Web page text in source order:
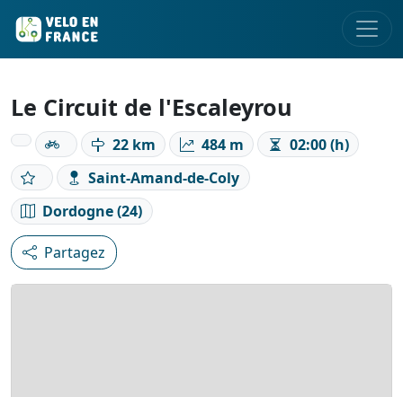
Le Circuit de l'Escaleyrou
22 km 484 m
02:00 (h)
Saint-Amand-de-Coly
Dordogne (24)
Partagez